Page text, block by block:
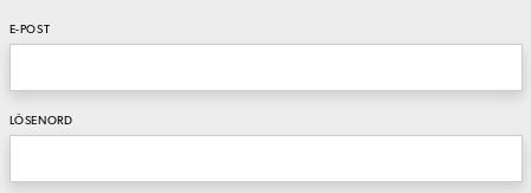
E-POST
LÖSENORD